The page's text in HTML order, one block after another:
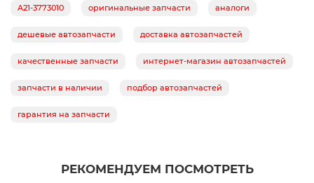
A21-3773010 оригинальные запчасти аналоги
дешевые автозапчасти доставка автозапчастей
качественные запчасти интернет-магазин автозапчастей
запчасти в наличии подбор автозапчастей
гарантия на запчасти
РЕКОМЕНДУЕМ ПОСМОТРЕТЬ